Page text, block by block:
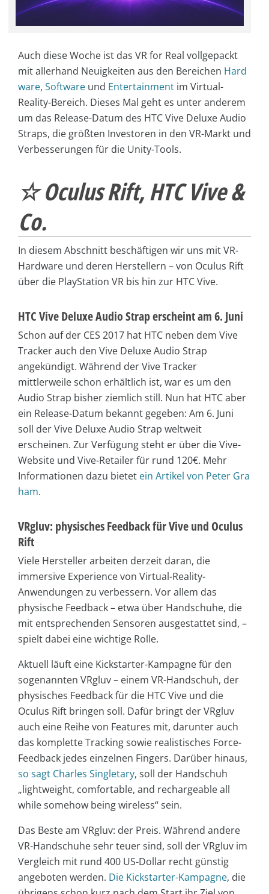
Auch diese Woche ist das VR for Real vollgepackt
mit allerhand Neuigkeiten aus den Bereichen Hard
ware, Software und Entertainment im Virtual-
Reality-Bereich. Dieses Mal geht es unter anderem
um das Release-Datum des HTC Vive Deluxe Audio
Straps, die größten Investoren in den VR-Markt und
Verbesserungen für die Unity-Tools.
☆ Oculus Rift, HTC Vive &
Co.
In diesem Abschnitt beschäftigen wir uns mit VR-
Hardware und deren Herstellern – von Oculus Rift
über die PlayStation VR bis hin zur HTC Vive.
HTC Vive Deluxe Audio Strap erscheint am 6. Juni
Schon auf der CES 2017 hat HTC neben dem Vive
Tracker auch den Vive Deluxe Audio Strap
angekündigt. Während der Vive Tracker
mittlerweile schon erhältlich ist, war es um den
Audio Strap bisher ziemlich still. Nun hat HTC aber
ein Release-Datum bekannt gegeben: Am 6. Juni
soll der Vive Deluxe Audio Strap weltweit
erscheinen. Zur Verfügung steht er über die Vive-
Website und Vive-Retailer für rund 120€. Mehr
Informationen dazu bietet ein Artikel von Peter Gra
ham.
VRgluv: physisches Feedback für Vive und Oculus
Rift
Viele Hersteller arbeiten derzeit daran, die
immersive Experience von Virtual-Reality-
Anwendungen zu verbessern. Vor allem das
physische Feedback – etwa über Handschuhe, die
mit entsprechenden Sensoren ausgestattet sind, –
spielt dabei eine wichtige Rolle.
Aktuell läuft eine Kickstarter-Kampagne für den
sogenannten VRgluv – einem VR-Handschuh, der
physisches Feedback für die HTC Vive und die
Oculus Rift bringen soll. Dafür bringt der VRgluv
auch eine Reihe von Features mit, darunter auch
das komplette Tracking sowie realistisches Force-
Feedback jedes einzelnen Fingers. Darüber hinaus,
so sagt Charles Singletary, soll der Handschuh
„lightweight, comfortable, and rechargeable all
while somehow being wireless“ sein.
Das Beste am VRgluv: der Preis. Während andere
VR-Handschuhe sehr teuer sind, soll der VRgluv im
Vergleich mit rund 400 US-Dollar recht günstig
angeboten werden. Die Kickstarter-Kampagne, die